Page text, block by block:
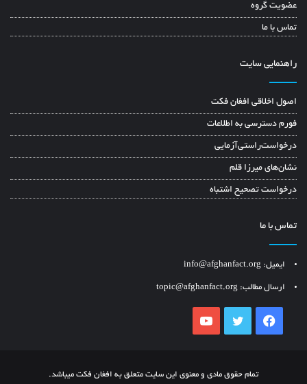
عضویت گروه
تماس با ما
راهنمایی سایت
اصول اخلاقی افغان فکت
فورم دسترسی به اطلاعات
درخواست‌راستی‌آزمایی
نشان‌های میرزا قلم
درخواست تصحیح اشتباه
تماس با ما
ایمیل: info@afghanfact.org
ارسال مطالب: topic@afghanfact.org
Facebook
Twitter
YouTube
تمام حقوق مادی و معنوی این سایت متعلق به افغان فکت میباشد.